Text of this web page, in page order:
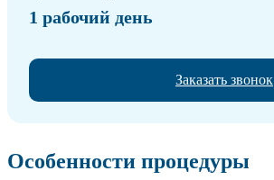
1 рабочий день
Заказать звонок
Особенности процедуры